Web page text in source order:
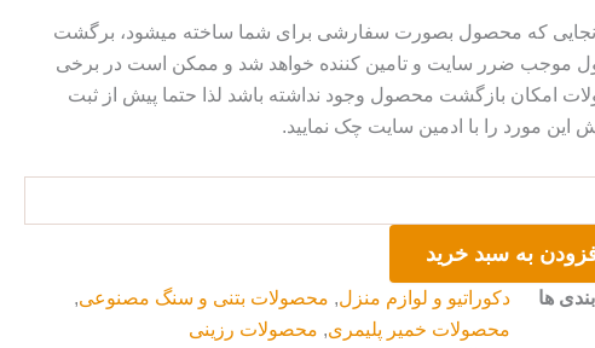
آنجایی که محصول بصورت سفارشی برای شما ساخته میشود، برگشت
موجب ضرر سایت و تامین کننده خواهد شد و ممکن است در برخی
امکان بازگشت محصول وجود نداشته باشد لذا حتما پیش از ثبت
این مورد را با ادمین سایت چک نمایید.
به سبد خرید
ها دکوراتیو و لوازم منزل, محصولات بتنی و سنگ مصنوعی,
محصولات خمیر پلیمری, محصولات رزینی